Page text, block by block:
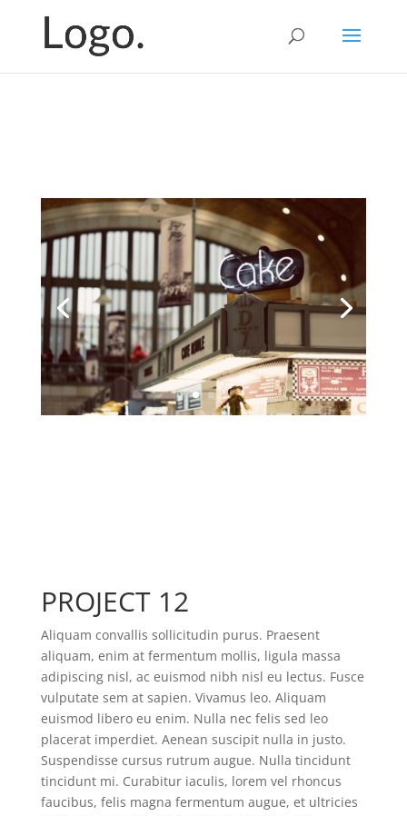
PROJECT 12
Aliquam convallis sollicitudin purus. Praesent
aliquam, enim at fermentum mollis, ligula massa
adipiscing nisl, ac euismod nibh nisl eu lectus. Fusce
vulputate sem at sapien. Vivamus leo. Aliquam
euismod libero eu enim. Nulla nec felis sed leo
placerat imperdiet. Aenean suscipit nulla in justo.
Suspendisse cursus rutrum augue. Nulla tincidunt
tincidunt mi. Curabitur iaculis, lorem vel rhoncus
faucibus, felis magna fermentum augue, et ultricies